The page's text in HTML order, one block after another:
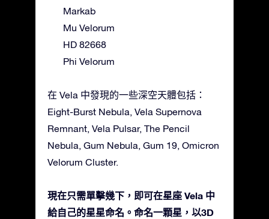
Markab
Mu Velorum
HD 82668
Phi Velorum
在 Vela 中發現的一些深空天體包括：
Eight-Burst Nebula, Vela Supernova
Remnant, Vela Pulsar, The Pencil
Nebula, Gum Nebula, Gum 19, Omicron
Velorum Cluster.
現在只需單擊幾下，即可在星座 Vela 中
給自己的星星命名。命名一顆星，以3D